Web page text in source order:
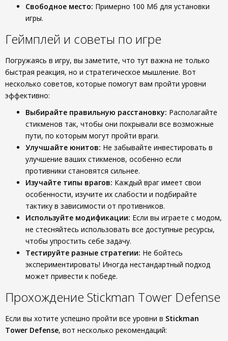
Свободное место: Примерно 100 Мб для установки
игры.
Геймплей и советы по игре
Погружаясь в игру, вы заметите, что тут важна не только
быстрая реакция, но и стратегическое мышление. Вот
несколько советов, которые помогут вам пройти уровни
эффективно:
Выбирайте правильную расстановку: Располагайте
стикменов так, чтобы они покрывали все возможные
пути, по которым могут пройти враги.
Улучшайте юнитов: Не забывайте инвестировать в
улучшение ваших стикменов, особенно если
противники становятся сильнее.
Изучайте типы врагов: Каждый враг имеет свои
особенности, изучите их слабости и подбирайте
тактику в зависимости от противников.
Используйте модификации: Если вы играете с модом,
не стесняйтесь использовать все доступные ресурсы,
чтобы упростить себе задачу.
Тестируйте разные стратегии: Не бойтесь
экспериментировать! Иногда нестандартный подход
может привести к победе.
Прохождение Stickman Tower Defense
Если вы хотите успешно пройти все уровни в Stickman
Tower Defense, вот несколько рекомендаций: